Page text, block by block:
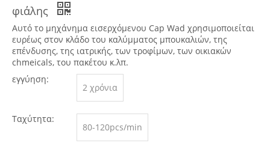
φιάλης
Αυτό το μηχάνημα εισερχόμενου Cap Wad χρησιμοποιείται
ευρέως στον κλάδο του καλύμματος μπουκαλιών, της
επένδυσης, της ιατρικής, των τροφίμων, των οικιακών
chmeicals, του πακέτου κ.λπ.
εγγύηση:
2 χρόνια
Ταχύτητα:
80-120pcs/min